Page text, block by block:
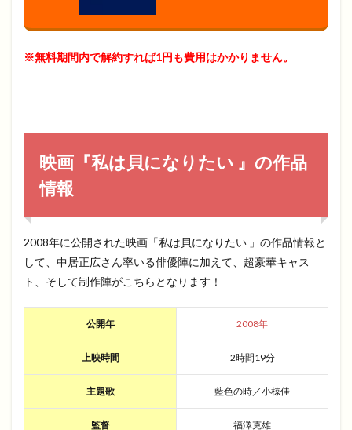
※無料期間内で解約すれば1円も費用はかかりません。
映画『私は貝になりたい 』の作品
情報
2008年に公開された映画「私は貝になりたい 」の作品情報と
して、中居正広さん率いる俳優陣に加えて、超豪華キャス
ト、そして制作陣がこちらとなります！
公開年 2008年
上映時間 2時間19分
主題歌 藍色の時／小椋佳
監督 福澤克雄